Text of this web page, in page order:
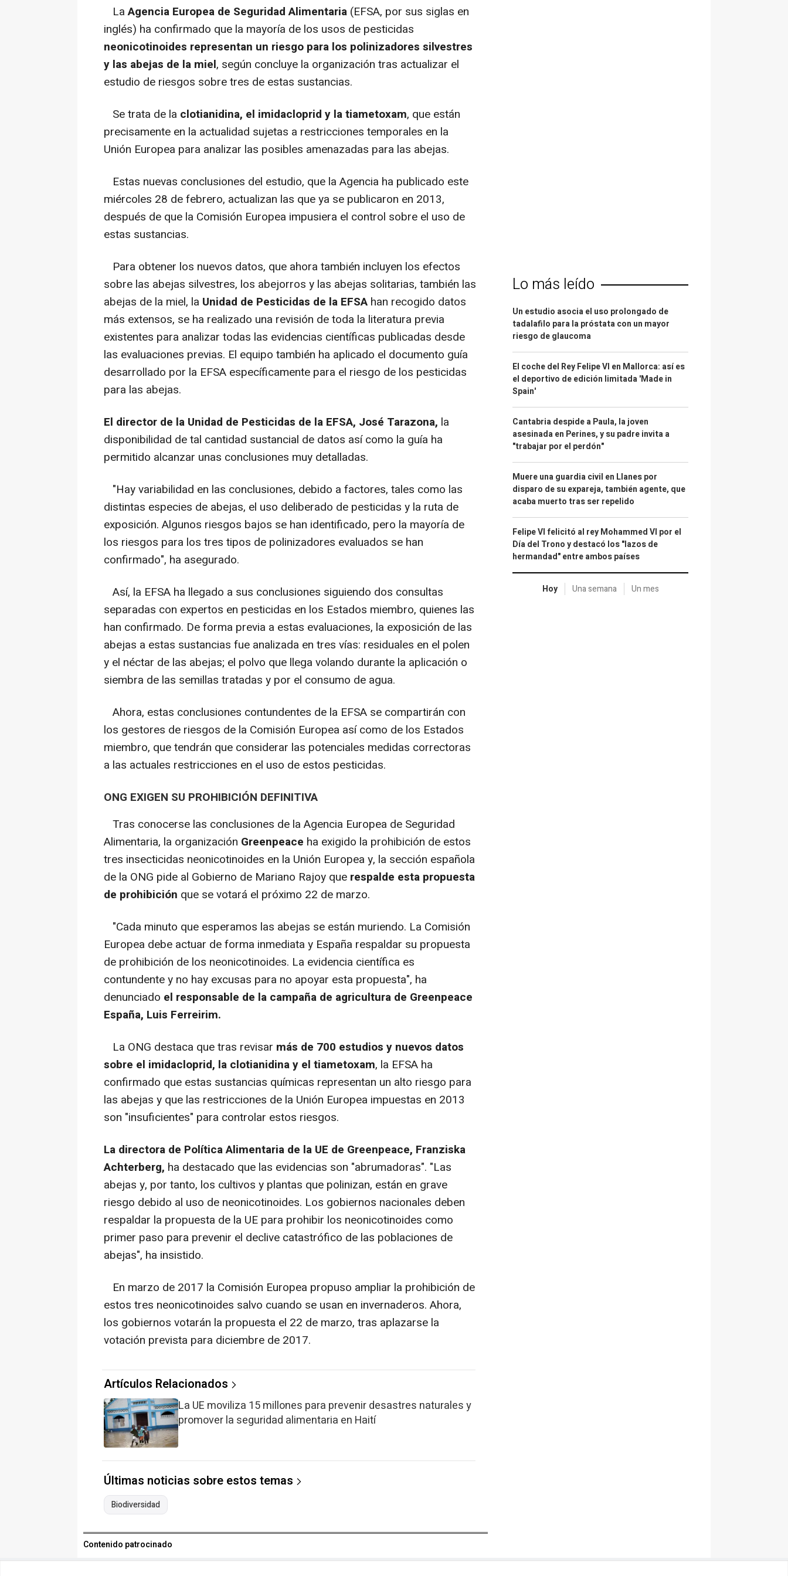
LaAgencia Europea de Seguridad Alimentaria (EFSA, por sus siglas en
inglés) ha confirmado que la mayoría de los usos de pesticidas
neonicotinoides representan un riesgo para los polinizadores silvestres
y las abejas de la miel, según concluye la organización tras actualizar el
estudio de riesgos sobre tres de estas sustancias.
Se trata de la clotianidina, el imidacloprid y la tiametoxam, que están
precisamente en la actualidad sujetas a restricciones temporales en la
Unión Europea para analizar las posibles amenazadas para las abejas.
Estas nuevas conclusiones del estudio, que la Agencia ha publicado este
miércoles 28 de febrero, actualizan las que ya se publicaron en 2013,
después de que la Comisión Europea impusiera el control sobre el uso de
estas sustancias.
Para obtener los nuevos datos, que ahora también incluyen los efectos
sobre las abejas silvestres, los abejorros y las abejas solitarias, también las
abejas de la miel, la Unidad de Pesticidas de la EFSA han recogido datos
más extensos, se ha realizado una revisión de toda la literatura previa
existentes para analizar todas las evidencias científicas publicadas desde
las evaluaciones previas. El equipo también ha aplicado el documento guía
desarrollado por la EFSA específicamente para el riesgo de los pesticidas
para las abejas.
El director de la Unidad de Pesticidas de la EFSA, José Tarazona, la
disponibilidad de tal cantidad sustancial de datos así como la guía ha
permitido alcanzar unas conclusiones muy detalladas.
"Hay variabilidad en las conclusiones, debido a factores, tales como las
distintas especies de abejas, el uso deliberado de pesticidas y la ruta de
exposición. Algunos riesgos bajos se han identificado, pero la mayoría de
los riesgos para los tres tipos de polinizadores evaluados se han
confirmado", ha asegurado.
Así, la EFSA ha llegado a sus conclusiones siguiendo dos consultas
separadas con expertos en pesticidas en los Estados miembro, quienes las
han confirmado. De forma previa a estas evaluaciones, la exposición de las
abejas a estas sustancias fue analizada en tres vías: residuales en el polen
y el néctar de las abejas; el polvo que llega volando durante la aplicación o
siembra de las semillas tratadas y por el consumo de agua.
Ahora, estas conclusiones contundentes de la EFSA se compartirán con
los gestores de riesgos de la Comisión Europea así como de los Estados
miembro, que tendrán que considerar las potenciales medidas correctoras
a las actuales restricciones en el uso de estos pesticidas.
ONG EXIGEN SU PROHIBICIÓN DEFINITIVA
Tras conocerse las conclusiones de la Agencia Europea de Seguridad
Alimentaria, la organización Greenpeace ha exigido la prohibición de estos
tres insecticidas neonicotinoides en la Unión Europea y, la sección española
de la ONG pide al Gobierno de Mariano Rajoy que respalde esta propuesta
de prohibición que se votará el próximo 22 de marzo.
"Cada minuto que esperamos las abejas se están muriendo. La Comisión
Europea debe actuar de forma inmediata y España respaldar su propuesta
de prohibición de los neonicotinoides. La evidencia científica es
contundente y no hay excusas para no apoyar esta propuesta", ha
denunciado el responsable de la campaña de agricultura de Greenpeace
España, Luis Ferreirim.
La ONG destaca que tras revisar más de 700 estudios y nuevos datos
sobre el imidacloprid, la clotianidina y el tiametoxam, la EFSA ha
confirmado que estas sustancias químicas representan un alto riesgo para
las abejas y que las restricciones de la Unión Europea impuestas en 2013
son "insuficientes" para controlar estos riesgos.
La directora de Política Alimentaria de la UE de Greenpeace, Franziska
Achterberg, ha destacado que las evidencias son "abrumadoras". "Las
abejas y, por tanto, los cultivos y plantas que polinizan, están en grave
riesgo debido al uso de neonicotinoides. Los gobiernos nacionales deben
respaldar la propuesta de la UE para prohibir los neonicotinoides como
primer paso para prevenir el declive catastrófico de las poblaciones de
abejas", ha insistido.
En marzo de 2017 la Comisión Europea propuso ampliar la prohibición de
estos tres neonicotinoides salvo cuando se usan en invernaderos. Ahora,
los gobiernos votarán la propuesta el 22 de marzo, tras aplazarse la
votación prevista para diciembre de 2017.
Artículos Relacionados
La UE moviliza 15 millones para prevenir desastres naturales y
promover la seguridad alimentaria en Haití
Últimas noticias sobre estos temas
Biodiversidad
Contenido patrocinado
Lo más leído
Un estudio asocia el uso prolongado de
tadalafilo para la próstata con un mayor
riesgo de glaucoma
El coche del Rey Felipe VI en Mallorca: así es
el deportivo de edición limitada 'Made in
Spain'
Cantabria despide a Paula, la joven
asesinada en Perines, y su padre invita a
"trabajar por el perdón"
Muere una guardia civil en Llanes por
disparo de su expareja, también agente, que
acaba muerto tras ser repelido
Felipe VI felicitó al rey Mohammed VI por el
Día del Trono y destacó los "lazos de
hermandad" entre ambos países
Hoy Una semana Un mes